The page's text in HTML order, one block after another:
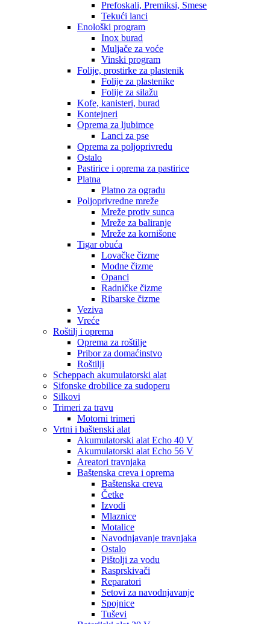
Prefoskali, Premiksi, Smese
Tekući lanci
Enološki program
Inox burad
Muljače za voće
Vinski program
Folije, prostirke za plastenik
Folije za plastenike
Folije za silažu
Kofe, kanisteri, burad
Kontejneri
Oprema za ljubimce
Lanci za pse
Oprema za poljoprivredu
Ostalo
Pastirice i oprema za pastirice
Platna
Platno za ogradu
Poljoprivredne mreže
Mreže protiv sunca
Mreže za baliranje
Mreže za kornišone
Tigar obuća
Lovačke čizme
Modne čizme
Opanci
Radničke čizme
Ribarske čizme
Veziva
Vreće
Roštilj i oprema
Oprema za roštilje
Pribor za domaćinstvo
Roštilji
Scheppach akumulatorski alat
Sifonske drobilice za sudoperu
Silkovi
Trimeri za travu
Motorni trimeri
Vrtni i baštenski alat
Akumulatorski alat Echo 40 V
Akumulatorski alat Echo 56 V
Areatori travnjaka
Baštenska creva i oprema
Baštenska creva
Četke
Izvodi
Mlaznice
Motalice
Navodnjavanje travnjaka
Ostalo
Pištolji za vodu
Rasprskivači
Reparatori
Setovi za navodnjavanje
Spojnice
Tuševi